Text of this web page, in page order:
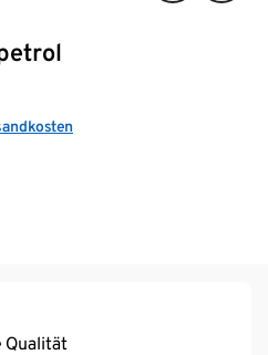
Qualität